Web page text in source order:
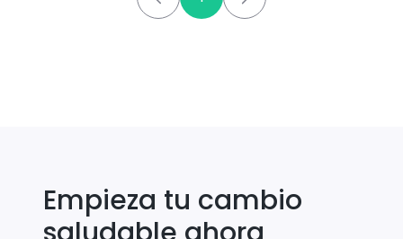
Empieza tu cambio